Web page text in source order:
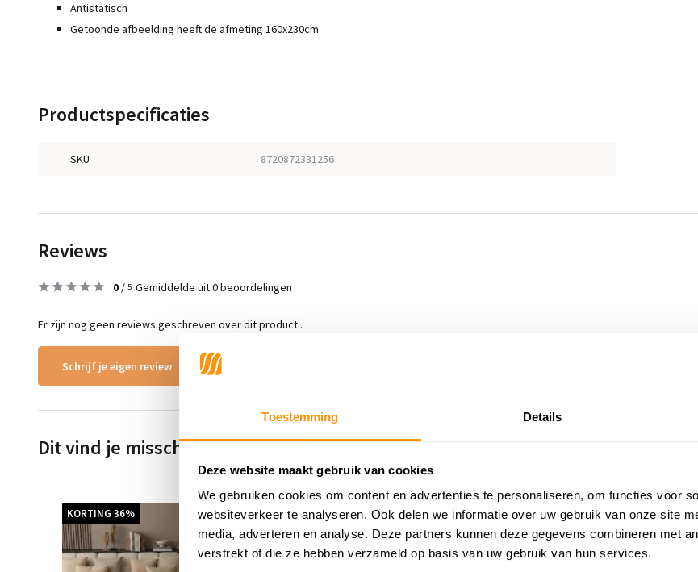
Toestemming Details
Deze website maakt gebruik van cookies
We gebruiken cookies om content en advertenties te personaliseren, om functies voor
websiteverkeer te analyseren. Ook delen we informatie over uw gebruik van onze site
media, adverteren en analyse. Deze partners kunnen deze gegevens combineren met
verstrekt of die ze hebben verzameld op basis van uw gebruik van hun services.
Antistatisch
Getoonde afbeelding heeft de afmeting 160x230cm
Productspecificaties
SKU 8720872331256
Reviews
0 / 5 Gemiddelde uit 0 beoordelingen
Er zijn nog geen reviews geschreven over dit product..
Schrijf je eigen review
Dit vind je misschien ook leuk
KORTING 36% KORTING 25%